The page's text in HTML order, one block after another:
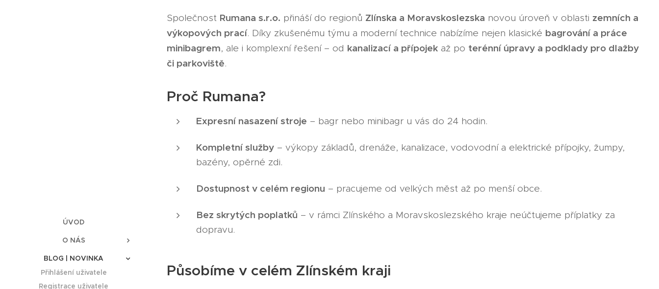
ÚVOD
O NÁS
BLOG | NOVINKA
Přihlášení uživatele
Registrace uživatele
Společnost Rumana s.r.o. přináší do regionů Zlínska a Moravskoslezska novou úroveň v oblasti zemních a
výkopových prací. Díky zkušenému týmu a moderní technice nabízíme nejen klasické bagrování a práce
minibagrem, ale i komplexní řešení – od kanalizací a přípojek až po terénní úpravy a podklady pro dlažby
či parkoviště.
Proč Rumana?
Expresní nasazení stroje – bagr nebo minibagr u vás do 24 hodin.
Kompletní služby – výkopy základů, drenáže, kanalizace, vodovodní a elektrické přípojky, žumpy,
bazény, opěrné zdi.
Dostupnost v celém regionu – pracujeme od velkých měst až po menší obce.
Bez skrytých poplatků – v rámci Zlínského a Moravskoslezského kraje neúčtujeme příplatky za
dopravu.
Působíme v celém Zlínském kraji